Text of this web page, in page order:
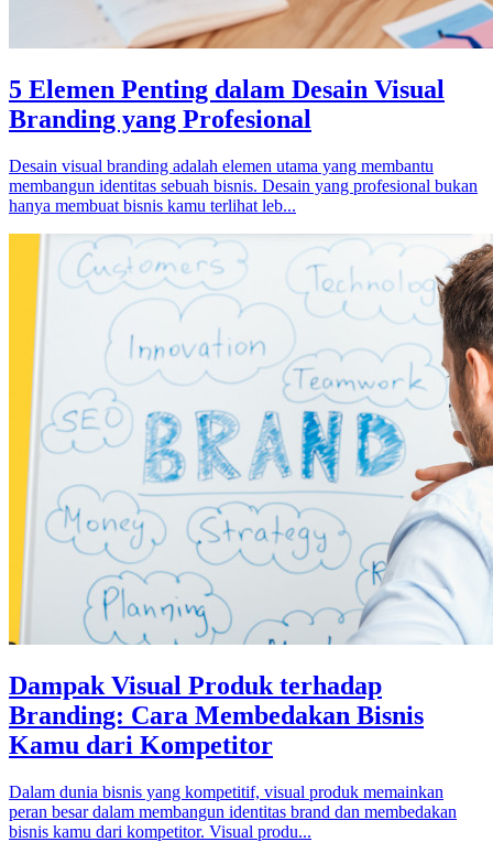
5 Elemen Penting dalam Desain Visual
Branding yang Profesional
Desain visual branding adalah elemen utama yang membantu
membangun identitas sebuah bisnis. Desain yang profesional bukan
hanya membuat bisnis kamu terlihat leb...
Dampak Visual Produk terhadap
Branding: Cara Membedakan Bisnis
Kamu dari Kompetitor
Dalam dunia bisnis yang kompetitif, visual produk memainkan
peran besar dalam membangun identitas brand dan membedakan
bisnis kamu dari kompetitor. Visual produ...